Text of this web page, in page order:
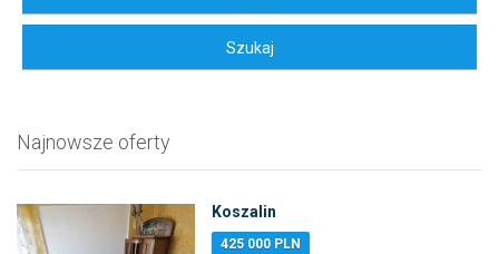
Najnowsze oferty
Koszalin
425 000 PLN